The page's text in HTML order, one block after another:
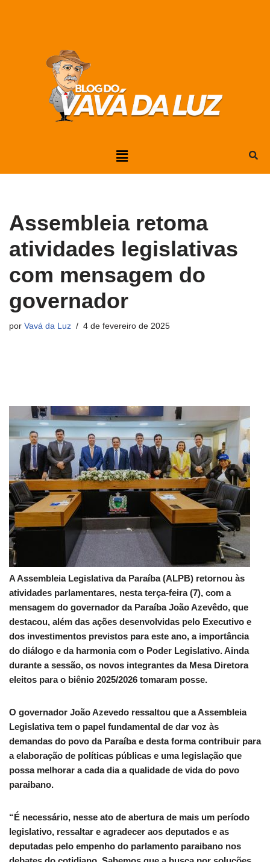
Assembleia retoma
atividades legislativas
com mensagem do
governador
por Vavá da Luz 4 de fevereiro de 2025
A Assembleia Legislativa da Paraíba (ALPB) retornou às
atividades parlamentares, nesta terça-feira (7), com a
mensagem do governador da Paraíba João Azevêdo, que
destacou, além das ações desenvolvidas pelo Executivo e
dos investimentos previstos para este ano, a importância
do diálogo e da harmonia com o Poder Legislativo. Ainda
durante a sessão, os novos integrantes da Mesa Diretora
eleitos para o biênio 2025/2026 tomaram posse.
O governador João Azevedo ressaltou que a Assembleia
Legislativa tem o papel fundamental de dar voz às
demandas do povo da Paraíba e desta forma contribuir para
a elaboração de políticas públicas e uma legislação que
possa melhorar a cada dia a qualidade de vida do povo
paraibano.
“É necessário, nesse ato de abertura de mais um período
legislativo, ressaltar e agradecer aos deputados e as
deputadas pelo empenho do parlamento paraibano nos